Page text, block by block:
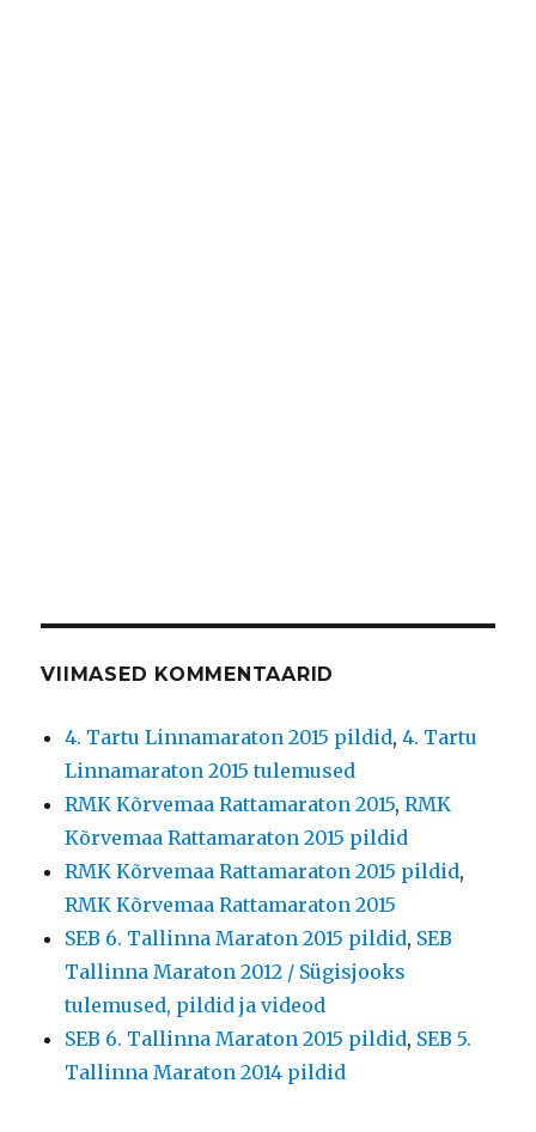
VIIMASED KOMMENTAARID
4. Tartu Linnamaraton 2015 pildid,4. Tartu
Linnamaraton 2015 tulemused
RMK Kõrvemaa Rattamaraton 2015,RMK
Kõrvemaa Rattamaraton 2015 pildid
RMK Kõrvemaa Rattamaraton 2015 pildid,
RMK Kõrvemaa Rattamaraton 2015
SEB 6. Tallinna Maraton 2015 pildid, SEB
Tallinna Maraton 2012 / Sügisjooks
tulemused, pildid ja videod
SEB 6. Tallinna Maraton 2015 pildid, SEB 5.
Tallinna Maraton 2014 pildid